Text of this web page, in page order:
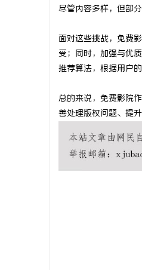
尽管内容多样，但部
面对这些挑战，免费
受；同时，加强与优
推荐算法，根据用户
总的来说，免费影院
善处理版权问题、提
安全与合法性